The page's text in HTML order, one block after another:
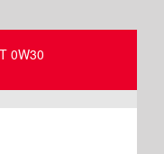
0W30